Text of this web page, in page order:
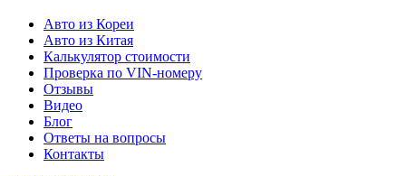
Авто из Кореи
Авто из Китая
Калькулятор стоимости
Проверка по VIN-номеру
Отзывы
Видео
Блог
Ответы на вопросы
Контакты